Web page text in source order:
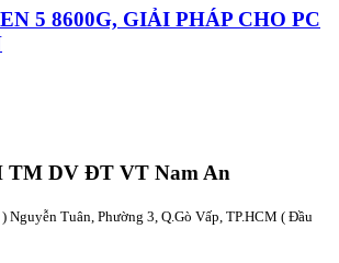
5 8600G, GIẢI PHÁP CHO PC
TM DV ĐT VT Nam An
Nguyễn Tuân, Phường 3, Q.Gò Vấp, TP.HCM ( Đầu